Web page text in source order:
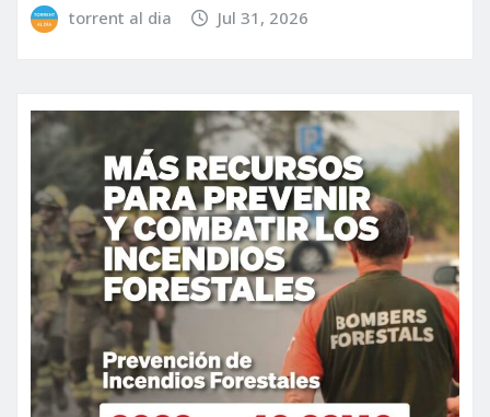
torrent al dia Jul 31, 2026